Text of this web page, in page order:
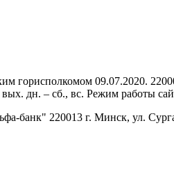
09.07.2020.
дн. – сб., вс. Режим работы
банк" 220013 г. Минск, ул.